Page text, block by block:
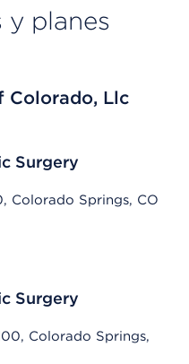
y planes
Colorado, Llc
Surgery
Colorado Springs, CO
on mobile devices
Surgery
Colorado Springs,